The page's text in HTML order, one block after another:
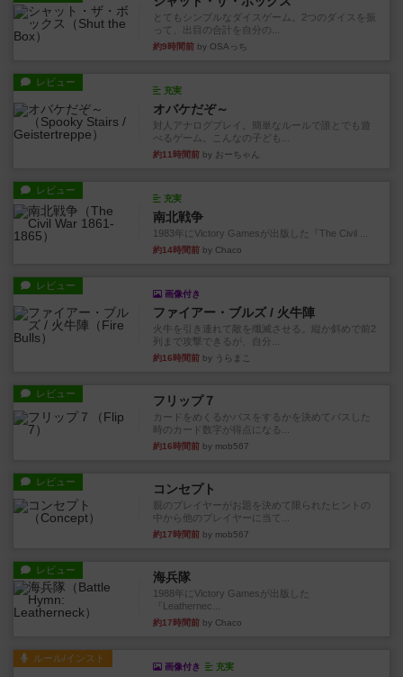
とてもシンプルなダイスゲーム。2つのダイスを振
って、出目の合計を自分の...
約9時間前 by OSAっち
レビュー
充実
オバケだぞ～
対人アナログプレイ。簡単なルールで誰とでも遊
べるゲーム。こんなの子ども...
約11時間前 by おーちゃん
レビュー
充実
南北戦争
1983年にVictory Gamesが出版した『The Civil ...
約14時間前 by Chaco
レビュー
画像付き
ファイアー・ブルズ / 火牛陣
火牛を引き連れて敵を殲滅させる。縦か斜めで前2
列まで攻撃できるが、自分...
約16時間前 by うらまこ
レビュー フリップ７
カードをめくるかパスをするかを決めてパスした
時のカード数字が得点になる...
約16時間前 by mob567
レビュー コンセプト
親のプレイヤーがお題を決めて限られたヒントの
中から他のプレイヤーに当て...
約17時間前 by mob567
レビュー 海兵隊
1988年にVictory Gamesが出版した
『Leathernec...
約17時間前 by Chaco
ルール/インスト
画像付き 充実